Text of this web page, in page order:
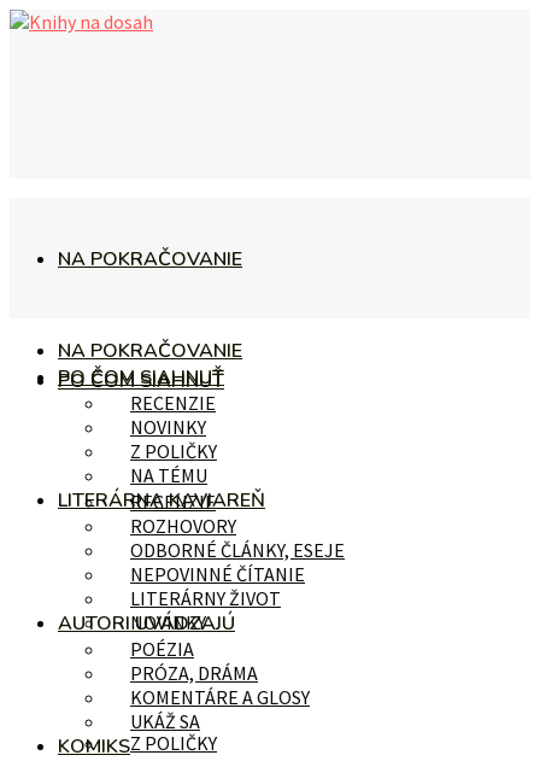
NA POKRAČOVANIE
PO ČOM SIAHNUŤ
RECENZIE
NOVINKY
Z POLIČKY
NA POKRAČOVANIE
PO ČOM SIAHNUŤ
RECENZIE
NOVINKY
Z POLIČKY
NA TÉMU
LITERÁRNA KAVIAREŇ
ROZHOVORY
ODBORNÉ ČLÁNKY, ESEJE
NEPOVINNÉ ČÍTANIE
LITERÁRNY ŽIVOT
AUTORI UVÁDZAJÚ
POÉZIA
PRÓZA, DRÁMA
KOMENTÁRE A GLOSY
UKÁŽ SA
KOMIKS